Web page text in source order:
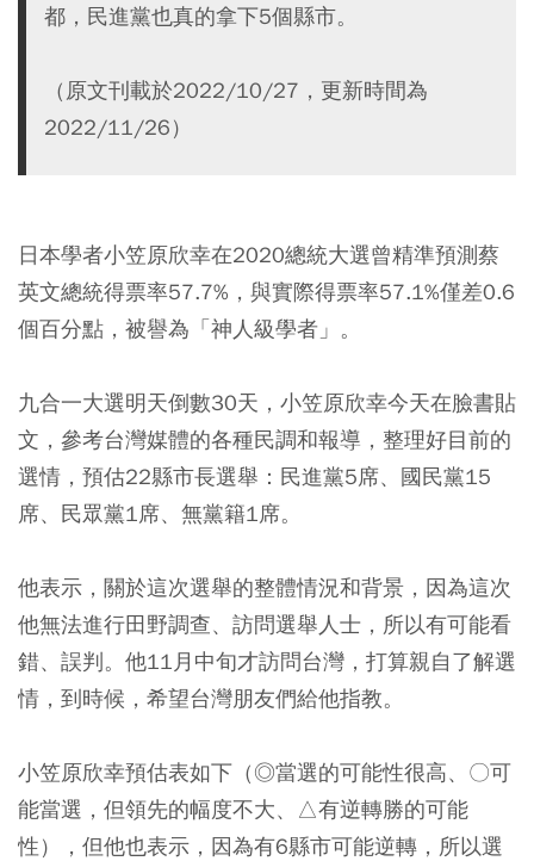
都，民進黨也真的拿下5個縣市。
（原文刊載於2022/10/27，更新時間為
2022/11/26）
日本學者小笠原欣幸在2020總統大選曾精準預測蔡
英文總統得票率57.7%，與實際得票率57.1%僅差0.6
個百分點，被譽為「神人級學者」。
九合一大選明天倒數30天，小笠原欣幸今天在臉書貼
文，參考台灣媒體的各種民調和報導，整理好目前的
選情，預估22縣市長選舉：民進黨5席、國民黨15
席、民眾黨1席、無黨籍1席。
他表示，關於這次選舉的整體情況和背景，因為這次
他無法進行田野調查、訪問選舉人士，所以有可能看
錯、誤判。他11月中旬才訪問台灣，打算親自了解選
情，到時候，希望台灣朋友們給他指教。
小笠原欣幸預估表如下（◎當選的可能性很高、〇可
能當選，但領先的幅度不大、△有逆轉勝的可能
性），但他也表示，因為有6縣市可能逆轉，所以選